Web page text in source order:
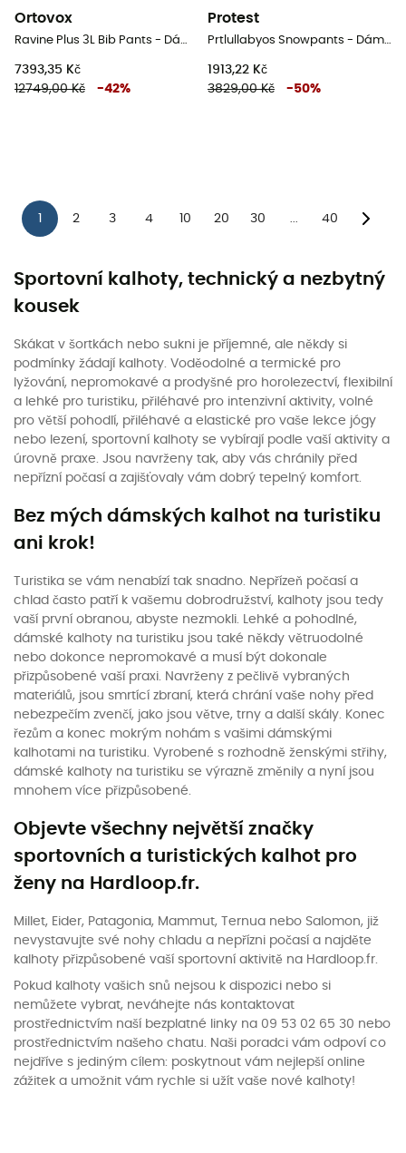
Ortovox
Ravine Plus 3L Bib Pants - Dámské nepromokavé kalhoty
7393,35 Kč
12749,00 Kč
-42%
Protest
Prtlullabyos Snowpants - Dámské lyžařské kalhoty
1913,22 Kč
3829,00 Kč
-50%
2 3 4 10 20 30 40
Sportovní kalhoty, technický a nezbytný
kousek
Skákat v šortkách nebo sukni je příjemné, ale někdy si
podmínky žádají kalhoty. Voděodolné a termické pro
lyžování, nepromokavé a prodyšné pro horolezectví, flexibilní
a lehké pro turistiku, přiléhavé pro intenzivní aktivity, volné
pro větší pohodlí, přiléhavé a elastické pro vaše lekce jógy
nebo lezení, sportovní kalhoty se vybírají podle vaší aktivity a
úrovně praxe. Jsou navrženy tak, aby vás chránily před
nepřízní počasí a zajišťovaly vám dobrý tepelný komfort.
Bez mých dámských kalhot na turistiku
ani krok!
Turistika se vám nenabízí tak snadno. Nepřízeň počasí a
chlad často patří k vašemu dobrodružství, kalhoty jsou tedy
vaší první obranou, abyste nezmokli. Lehké a pohodlné,
dámské kalhoty na turistiku jsou také někdy větruodolné
nebo dokonce nepromokavé a musí být dokonale
přizpůsobené vaší praxi. Navrženy z pečlivě vybraných
materiálů, jsou smrtící zbraní, která chrání vaše nohy před
nebezpečím zvenčí, jako jsou větve, trny a další skály. Konec
řezům a konec mokrým nohám s vašimi dámskými
kalhotami na turistiku. Vyrobené s rozhodně ženskými střihy,
dámské kalhoty na turistiku se výrazně změnily a nyní jsou
mnohem více přizpůsobené.
Objevte všechny největší značky
sportovních a turistických kalhot pro
ženy na Hardloop.fr.
Millet, Eider, Patagonia, Mammut, Ternua nebo Salomon, již
nevystavujte své nohy chladu a nepřízni počasí a najděte
kalhoty přizpůsobené vaší sportovní aktivitě na Hardloop.fr.
Pokud kalhoty vašich snů nejsou k dispozici nebo si
nemůžete vybrat, neváhejte nás kontaktovat
prostřednictvím naší bezplatné linky na 09 53 02 65 30 nebo
prostřednictvím našeho chatu. Naši poradci vám odpoví co
nejdříve s jediným cílem: poskytnout vám nejlepší online
zážitek a umožnit vám rychle si užít vaše nové kalhoty!